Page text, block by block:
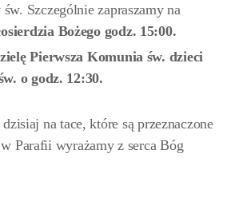
Szczególnie zapraszamy na
Bożego godz. 15:00.
Pierwsza Komunia św. dzieci
o godz. 12:30.
na tace, które są przeznaczone
Parafii wyrażamy z serca Bóg